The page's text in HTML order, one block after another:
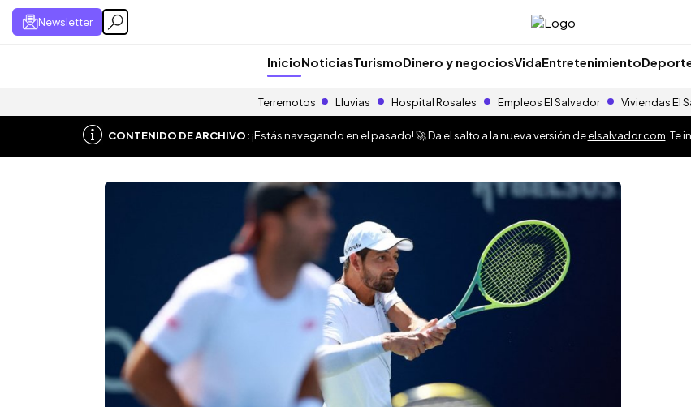
Newsletter
InicioNoticiasTurismoDinero y negociosVidaEntretenimiento
Terremotos Lluvias Hospital Rosales Empleos El Salvador Viviendas El
CONTENIDO DE ARCHIVO:¡Estás navegando en el pasado! 🚀 Da el salto a la nueva versión deelsalvador.com .